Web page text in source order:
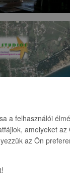
éjszakai élet
Máté
a felhasználói
amelyeket az
az Ön